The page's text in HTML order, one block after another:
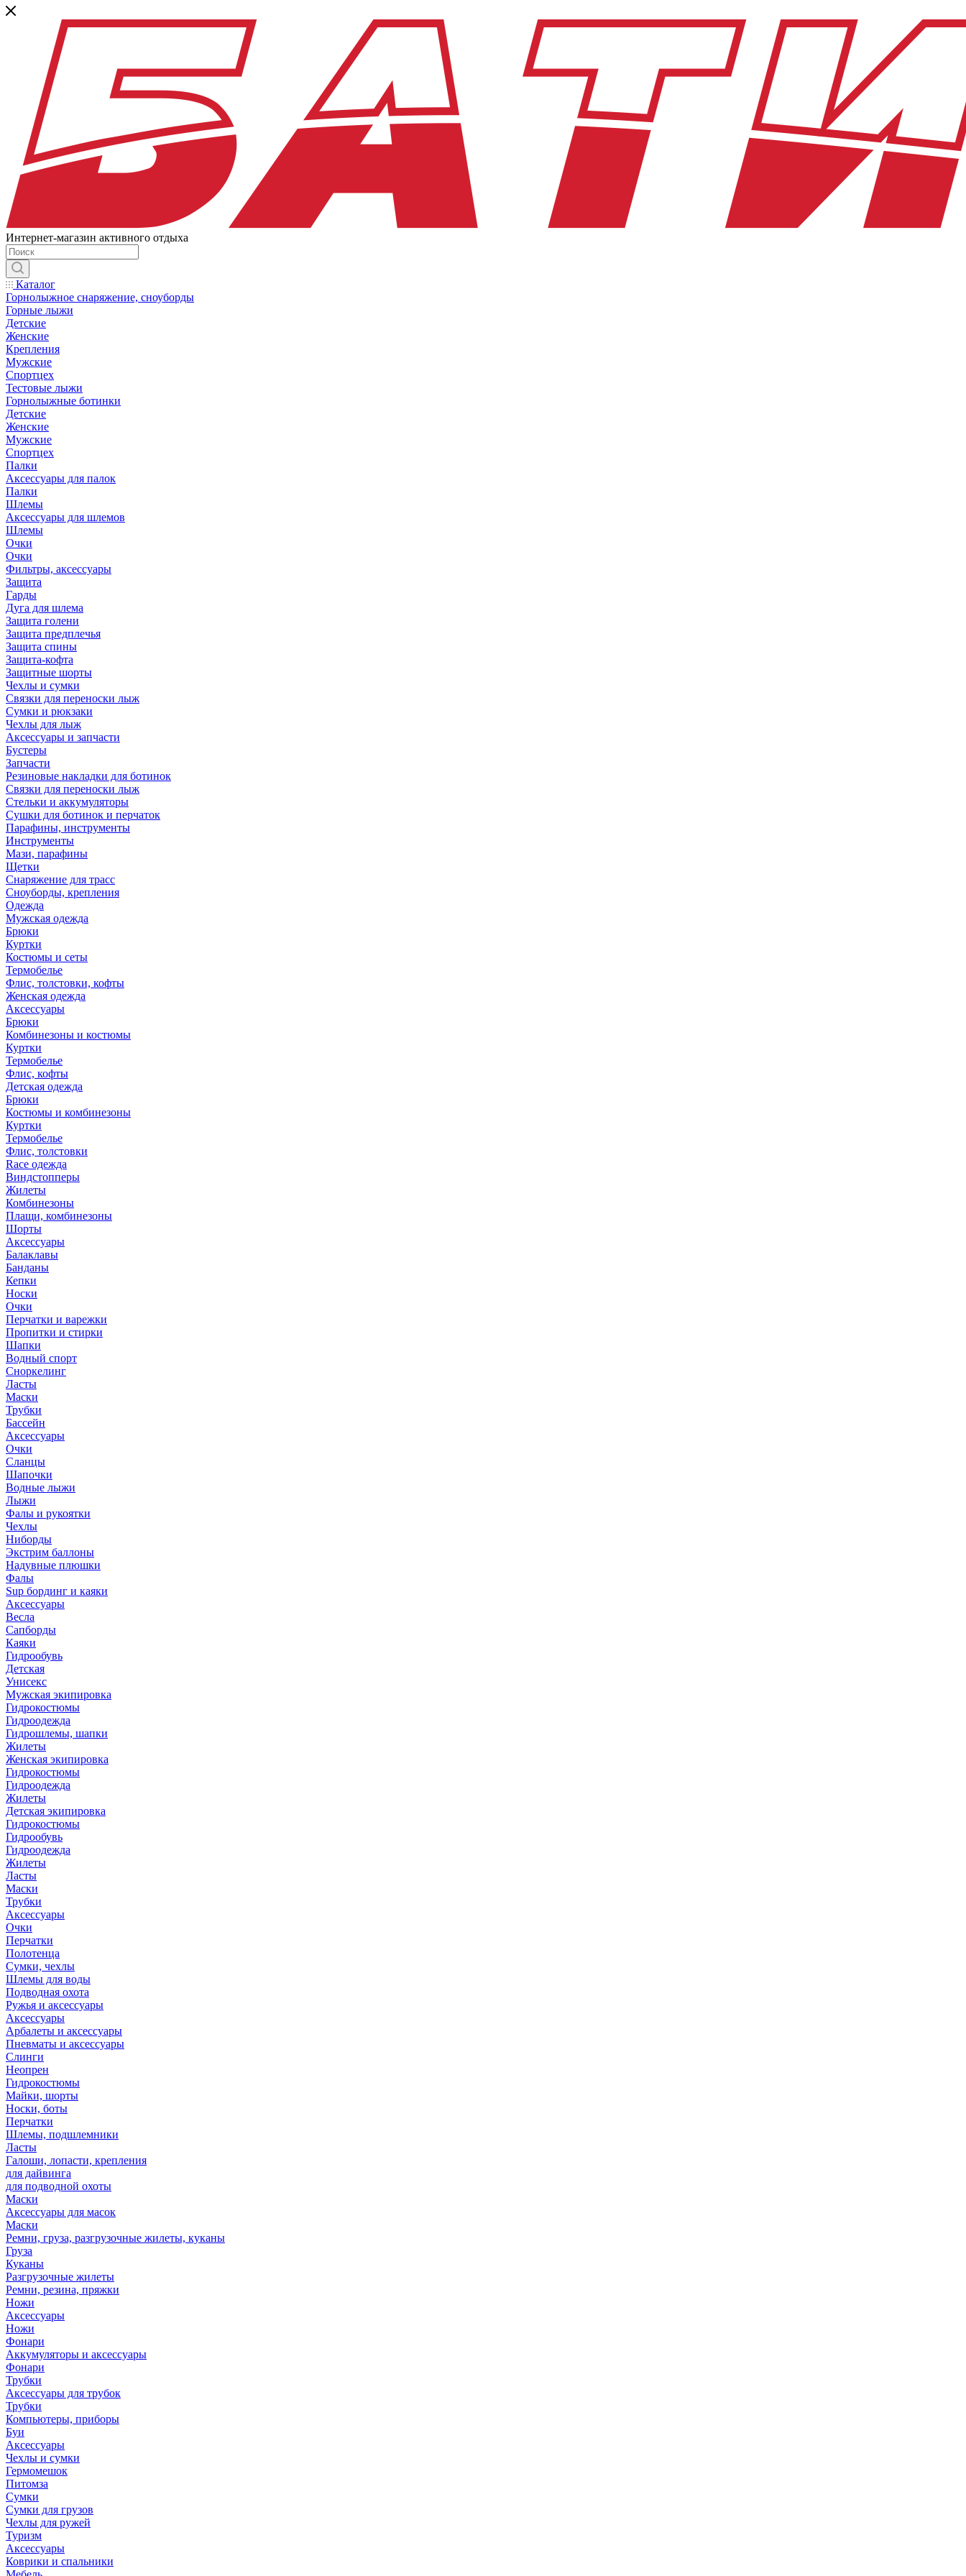
Интернет-магазин активного отдыха
Каталог
Горнолыжное снаряжение, сноуборды
Горные лыжи
Детские
Женские
Крепления
Мужские
Спортцех
Тестовые лыжи
Горнолыжные ботинки
Детские
Женские
Мужские
Спортцех
Палки
Аксессуары для палок
Палки
Шлемы
Аксессуары для шлемов
Шлемы
Очки
Очки
Фильтры, аксессуары
Защита
Гарды
Дуга для шлема
Защита голени
Защита предплечья
Защита спины
Защита-кофта
Защитные шорты
Чехлы и сумки
Связки для переноски лыж
Сумки и рюкзаки
Чехлы для лыж
Аксессуары и запчасти
Бустеры
Запчасти
Резиновые накладки для ботинок
Связки для переноски лыж
Стельки и аккумуляторы
Сушки для ботинок и перчаток
Парафины, инструменты
Инструменты
Мази, парафины
Щетки
Снаряжение для трасс
Сноуборды, крепления
Одежда
Мужская одежда
Брюки
Куртки
Костюмы и сеты
Термобелье
Флис, толстовки, кофты
Женская одежда
Аксессуары
Брюки
Комбинезоны и костюмы
Куртки
Термобелье
Флис, кофты
Детская одежда
Брюки
Костюмы и комбинезоны
Куртки
Термобелье
Флис, толстовки
Race одежда
Виндстопперы
Жилеты
Комбинезоны
Плащи, комбинезоны
Шорты
Аксессуары
Балаклавы
Банданы
Кепки
Носки
Очки
Перчатки и варежки
Пропитки и стирки
Шапки
Водный спорт
Сноркелинг
Ласты
Маски
Трубки
Бассейн
Аксессуары
Очки
Сланцы
Шапочки
Водные лыжи
Лыжи
Фалы и рукоятки
Чехлы
Ниборды
Экстрим баллоны
Надувные плюшки
Фалы
Sup бординг и каяки
Аксессуары
Весла
Сапборды
Каяки
Гидрообувь
Детская
Унисекс
Мужская экипировка
Гидрокостюмы
Гидроодежда
Гидрошлемы, шапки
Жилеты
Женская экипировка
Гидрокостюмы
Гидроодежда
Жилеты
Детская экипировка
Гидрокостюмы
Гидрообувь
Гидроодежда
Жилеты
Ласты
Маски
Трубки
Аксессуары
Очки
Перчатки
Полотенца
Сумки, чехлы
Шлемы для воды
Подводная охота
Ружья и аксессуары
Аксессуары
Арбалеты и аксессуары
Пневматы и аксессуары
Слинги
Неопрен
Гидрокостюмы
Майки, шорты
Носки, боты
Перчатки
Шлемы, подшлемники
Ласты
Галоши, лопасти, крепления
для дайвинга
для подводной охоты
Маски
Аксессуары для масок
Маски
Ремни, груза, разгрузочные жилеты, куканы
Груза
Куканы
Разгрузочные жилеты
Ремни, резина, пряжки
Ножи
Аксессуары
Ножи
Фонари
Аккумуляторы и аксессуары
Фонари
Трубки
Аксессуары для трубок
Трубки
Компьютеры, приборы
Буи
Аксессуары
Чехлы и сумки
Гермомешок
Питомза
Сумки
Сумки для грузов
Чехлы для ружей
Туризм
Аксессуары
Коврики и спальники